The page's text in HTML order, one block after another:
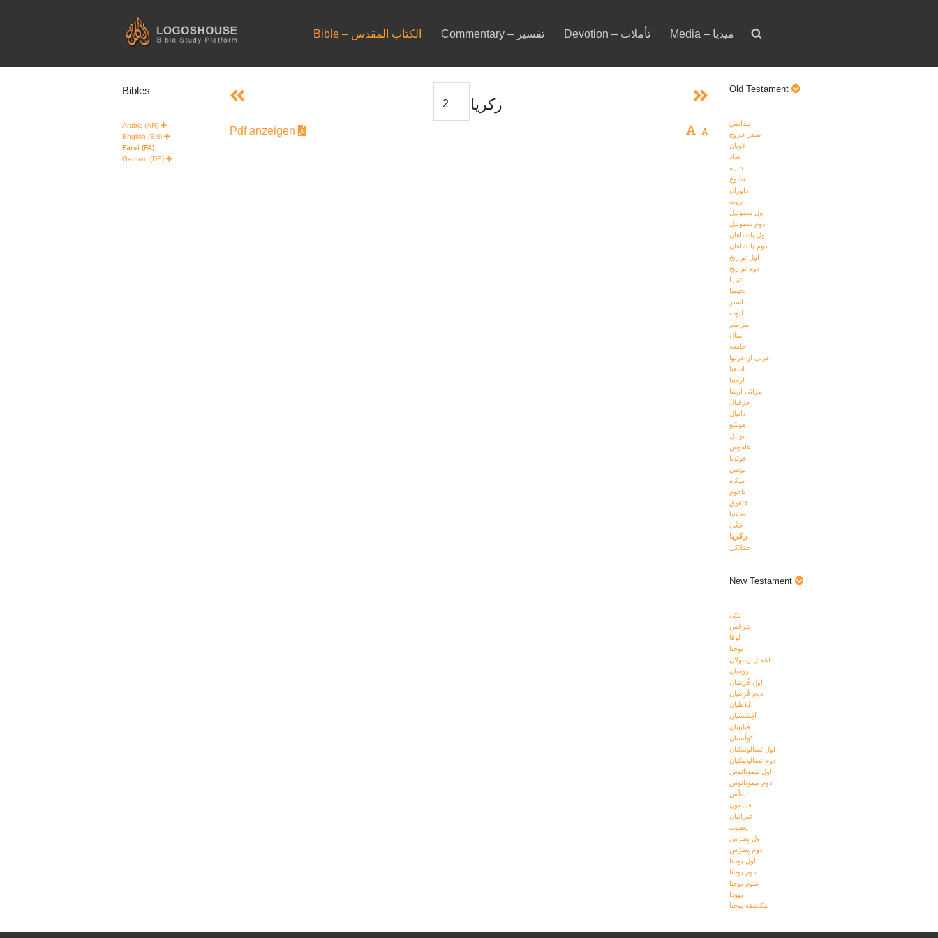
Bible – الكتاب المقدس Commentary – تفسير Devotion – تأملات Media – ميديا
Bibles
Arabic (AR)
English (EN)
Farsi (FA)
German (DE)
زکريا
Old Testament
پيدايش
سفر خروج
لاويان
اعداد
تثنييه
يشوع
داوران
روت
اول سموئيل
دوم سموئيل
اول پادشاهان
دوم پادشاهان
اول تواريخ
دوم تواريخ
عزرا
نحيميا
استر
ايوب
مزامير
امثال
جامعه
غزلی از غزلها
اشعيا
ارمييا
مراثی اِرميا
حِزقيال
دانيال
هوشَع
يوئيل
عاموس
عوبَديا
يونس
ميکاه
ناحوم
حَبَقوق
صَفَنيا
حَجَّی
زکريا
حمَلاکی
New Testament
مَتّی
مَرقُس
لوقا
یوحنا
اعمال رسولان
رومیان
اول قُرِنتیان
دوم قُرِنتیان
غَلاطیان
اَفِسُسیان
فیلیپیان
کولُسیان
اول تَسالونیکیان
دوم تَسالونیکیان
اول تیموتائوس
دوم تیموتائوس
تیطُس
فیلیمون
عبرانیان
یعقوب
اول پِطرُس
دوم پِطرُس
اول یوحنا
دوم یوحنا
سوم یوحنا
یهودا
مکاشفۀ يوحنا